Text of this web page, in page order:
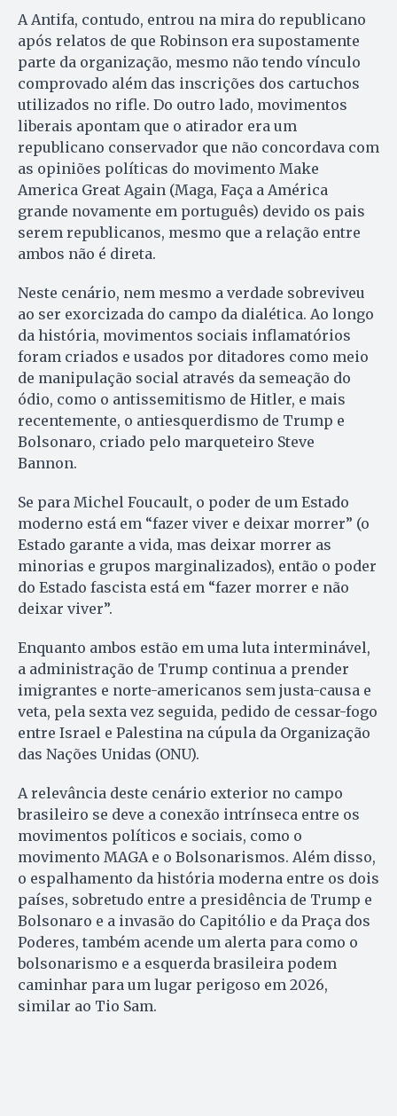
A Antifa, contudo, entrou na mira do republicano
após relatos de que Robinson era supostamente
parte da organização, mesmo não tendo vínculo
comprovado além das inscrições dos cartuchos
utilizados no rifle. Do outro lado, movimentos
liberais apontam que o atirador era um
republicano conservador que não concordava com
as opiniões políticas do movimento Make
America Great Again (Maga, Faça a América
grande novamente em português) devido os pais
serem republicanos, mesmo que a relação entre
ambos não é direta.
Neste cenário, nem mesmo a verdade sobreviveu
ao ser exorcizada do campo da dialética. Ao longo
da história, movimentos sociais inflamatórios
foram criados e usados por ditadores como meio
de manipulação social através da semeação do
ódio, como o antissemitismo de Hitler, e mais
recentemente, o antiesquerdismo de Trump e
Bolsonaro, criado pelo marqueteiro Steve
Bannon.
Se para Michel Foucault, o poder de um Estado
moderno está em “fazer viver e deixar morrer” (o
Estado garante a vida, mas deixar morrer as
minorias e grupos marginalizados), então o poder
do Estado fascista está em “fazer morrer e não
deixar viver”.
Enquanto ambos estão em uma luta interminável,
a administração de Trump continua a prender
imigrantes e norte-americanos sem justa-causa e
veta, pela sexta vez seguida, pedido de cessar-fogo
entre Israel e Palestina na cúpula da Organização
das Nações Unidas (ONU).
A relevância deste cenário exterior no campo
brasileiro se deve a conexão intrínseca entre os
movimentos políticos e sociais, como o
movimento MAGA e o Bolsonarismos. Além disso,
o espalhamento da história moderna entre os dois
países, sobretudo entre a presidência de Trump e
Bolsonaro e a invasão do Capitólio e da Praça dos
Poderes, também acende um alerta para como o
bolsonarismo e a esquerda brasileira podem
caminhar para um lugar perigoso em 2026,
similar ao Tio Sam.